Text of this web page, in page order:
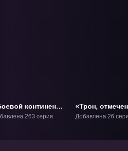
континент»
1
263 серия
«Трон,
Богом» ТВ-1
Добавлена 26